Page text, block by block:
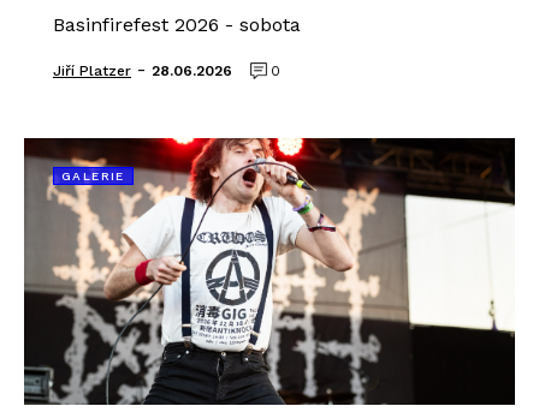
Basinfirefest 2026 - sobota
Jiří Platzer - 28.06.2026 0
GALERIE